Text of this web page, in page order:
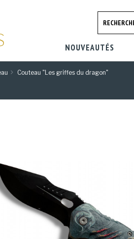
NOUVEAUTÉS
Couteau "Les griffes du dragon"